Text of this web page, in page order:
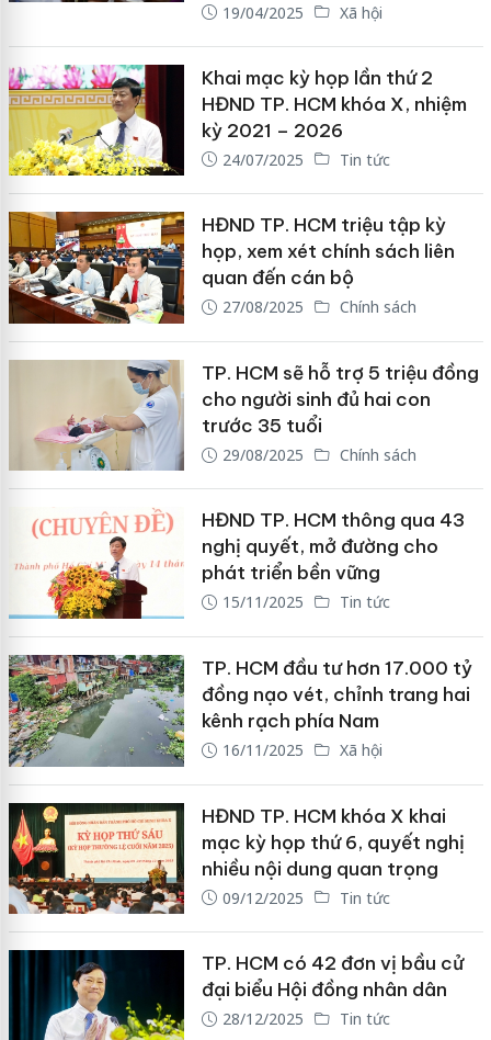
19/04/2025 Xã hội
Khai mạc kỳ họp lần thứ 2
HĐND TP. HCM khóa X, nhiệm
kỳ 2021 – 2026
24/07/2025 Tin tức
HĐND TP. HCM triệu tập kỳ
họp, xem xét chính sách liên
quan đến cán bộ
27/08/2025 Chính sách
TP. HCM sẽ hỗ trợ 5 triệu đồng
cho người sinh đủ hai con
trước 35 tuổi
29/08/2025 Chính sách
HĐND TP. HCM thông qua 43
nghị quyết, mở đường cho
phát triển bền vững
15/11/2025 Tin tức
TP. HCM đầu tư hơn 17.000 tỷ
đồng nạo vét, chỉnh trang hai
kênh rạch phía Nam
16/11/2025 Xã hội
HĐND TP. HCM khóa X khai
mạc kỳ họp thứ 6, quyết nghị
nhiều nội dung quan trọng
09/12/2025 Tin tức
TP. HCM có 42 đơn vị bầu cử
đại biểu Hội đồng nhân dân
28/12/2025 Tin tức